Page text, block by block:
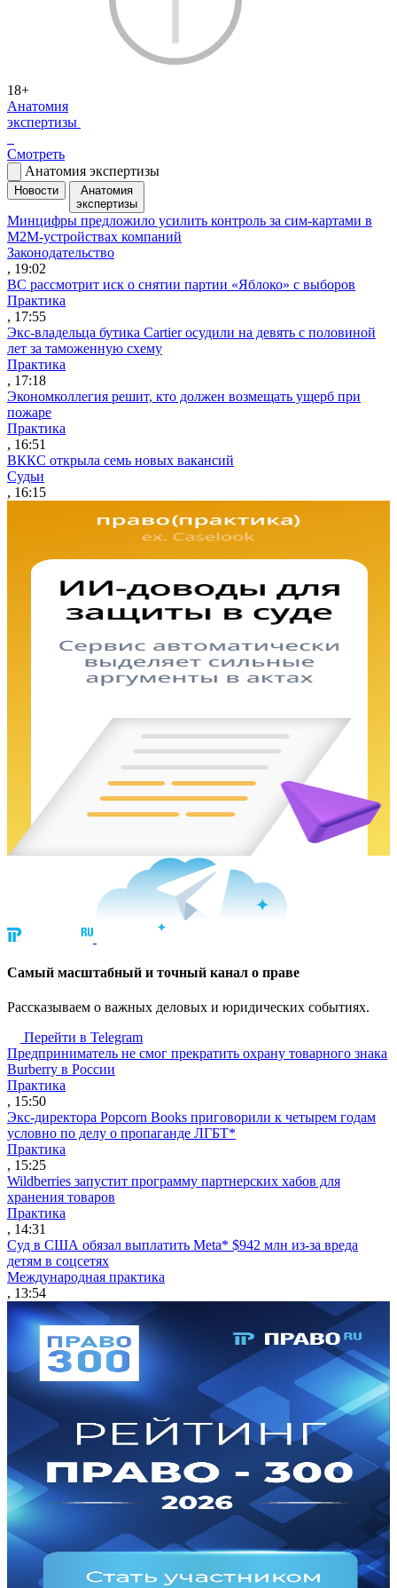
18+
Анатомия
экспертизы
Смотреть
Анатомия экспертизы
Новости
Анатомия
экспертизы
Минцифры предложило усилить контроль за сим-картами в
M2M-устройствах компаний
Законодательство
, 19:02
ВС рассмотрит иск о снятии партии «Яблоко» с выборов
Практика
, 17:55
Экс-владельца бутика Cartier осудили на девять с половиной
лет за таможенную схему
Практика
, 17:18
Экономколлегия решит, кто должен возмещать ущерб при
пожаре
Практика
, 16:51
ВККС открыла семь новых вакансий
Судьи
, 16:15
Cамый масштабный и точный канал о праве
Рассказываем о важных деловых и юридических событиях.
Перейти в Telegram
Предприниматель не смог прекратить охрану товарного знака
Burberry в России
Практика
, 15:50
Экс-директора Popcorn Books приговорили к четырем годам
условно по делу о пропаганде ЛГБТ*
Практика
, 15:25
Wildberries запустит программу партнерских хабов для
хранения товаров
Практика
, 14:31
Суд в США обязал выплатить Meta* $942 млн из-за вреда
детям в соцсетях
Международная практика
, 13:54